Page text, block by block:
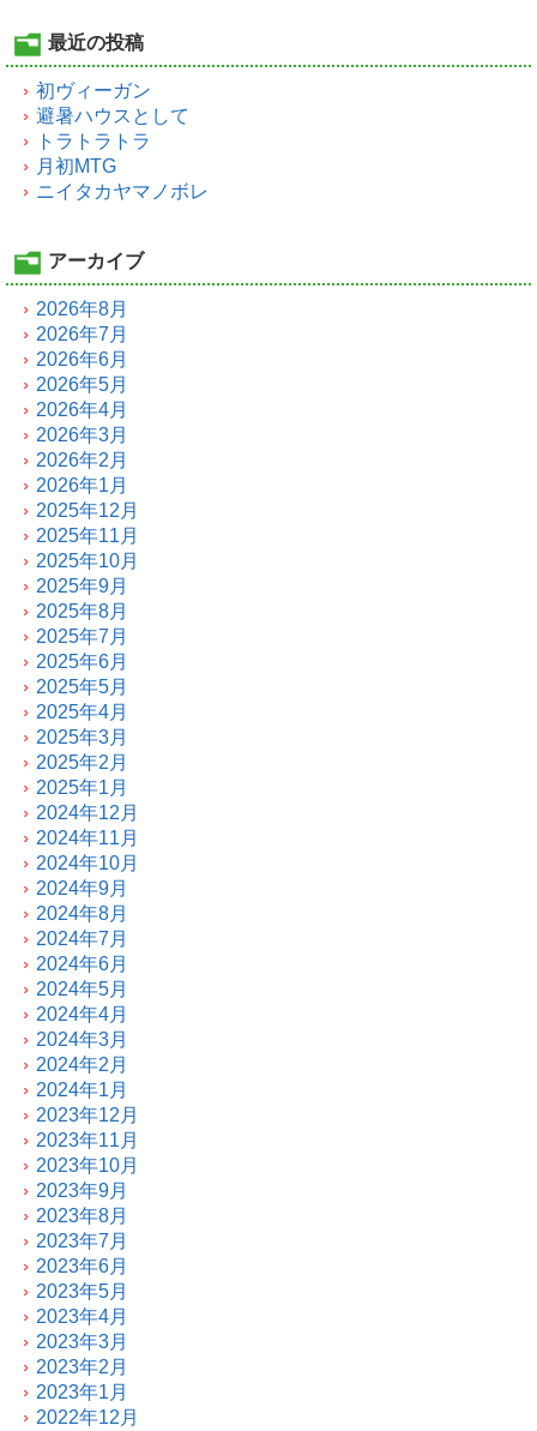
最近の投稿
初ヴィーガン
避暑ハウスとして
トラトラトラ
月初MTG
ニイタカヤマノボレ
アーカイブ
2026年8月
2026年7月
2026年6月
2026年5月
2026年4月
2026年3月
2026年2月
2026年1月
2025年12月
2025年11月
2025年10月
2025年9月
2025年8月
2025年7月
2025年6月
2025年5月
2025年4月
2025年3月
2025年2月
2025年1月
2024年12月
2024年11月
2024年10月
2024年9月
2024年8月
2024年7月
2024年6月
2024年5月
2024年4月
2024年3月
2024年2月
2024年1月
2023年12月
2023年11月
2023年10月
2023年9月
2023年8月
2023年7月
2023年6月
2023年5月
2023年4月
2023年3月
2023年2月
2023年1月
2022年12月